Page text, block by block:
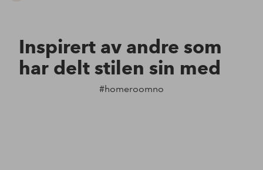
Inspirert av andre som
har delt stilen sin med
#homeroomno